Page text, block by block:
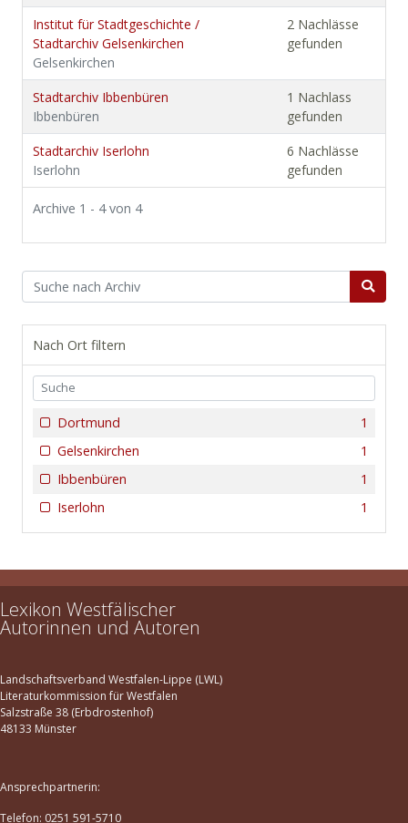
Institut für Stadtgeschichte /
Stadtarchiv Gelsenkirchen
Gelsenkirchen
2 Nachlässe
gefunden
Stadtarchiv Ibbenbüren
Ibbenbüren
1 Nachlass
gefunden
Stadtarchiv Iserlohn
Iserlohn
6 Nachlässe
gefunden
Archive 1 - 4 von 4
Nach Ort filtern
1
Dortmund
1
Gelsenkirchen
1
Ibbenbüren
1
Iserlohn
Lexikon Westfälischer
Autorinnen und Autoren
Landschaftsverband Westfalen-Lippe (LWL)
Literaturkommission für Westfalen
Salzstraße 38 (Erbdrostenhof)
48133 Münster
Ansprechpartnerin:
Telefon: 0251 591-5710